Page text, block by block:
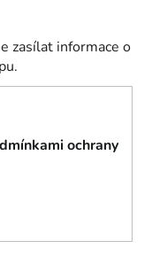
zasílat informace o
ochrany